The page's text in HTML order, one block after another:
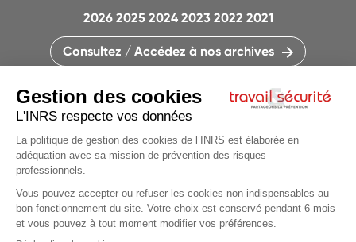
Articles du
CONTACTEZ LA RÉDACTION
QUI SOMMES-NOUS ?
PLAN DU SITE
PARAMÈTRES DES COOKIES
CHARTE DES COOKIES ET TRACEURS
2026 2025 2024 2023 2022 2021
Consultez / Accédez à nos archives